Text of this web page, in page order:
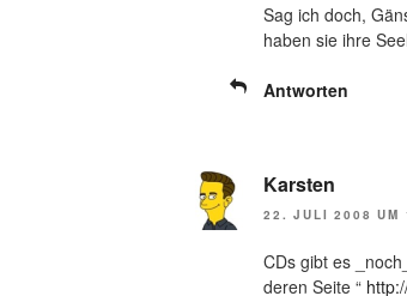
Sag ich doch,
haben sie ihre
Antworten
Karsten
22. JULI 2008 UM
CDs gibt es
deren Seite “